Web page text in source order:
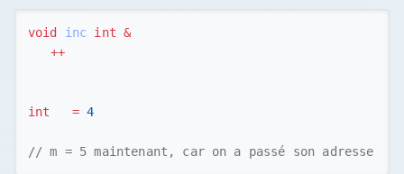
void inc int &n
++;
int = 4
// m = 5 maintenant, car on a passé son adresse